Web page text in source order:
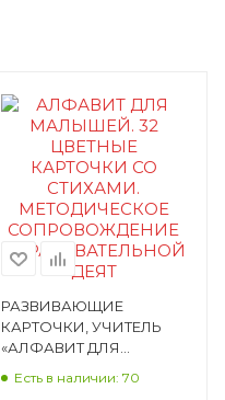
РАЗВИВАЮЩИЕ
КАРТОЧКИ, УЧИТЕЛЬ
«АЛФАВИТ ДЛЯ
Есть в наличии: 70